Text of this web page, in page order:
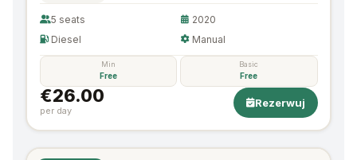
5 seats
2020
Diesel
Manual
Min
Free
Basic
Free
€26.00
per day
Rezerwuj